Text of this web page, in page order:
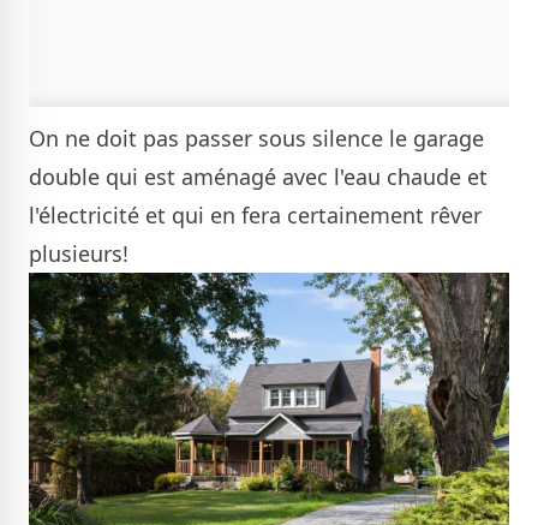
On ne doit pas passer sous silence le garage
double qui est aménagé avec l'eau chaude et
l'électricité et qui en fera certainement rêver
plusieurs!